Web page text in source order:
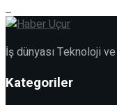
İş dünyası Teknoloji
Kategoriler